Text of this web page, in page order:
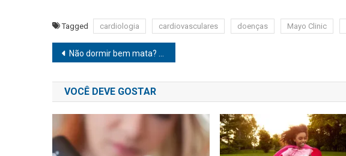
Tagged cardiologia cardiovasculares doenças Mayo Clinic
Navegação
de
Post
Não dormir bem mata? Entenda importância do sono para funcionamento do corpo
VOCÊ DEVE GOSTAR